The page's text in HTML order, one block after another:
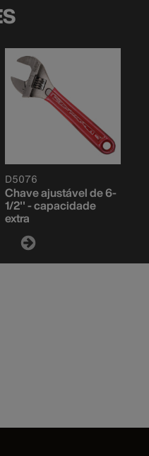
D5076
Chave ajustável de 6-
1/2'' - capacidade
extra